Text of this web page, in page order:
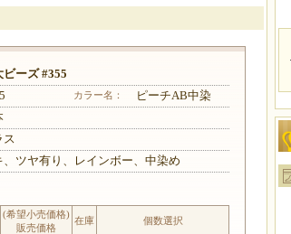
ビーズ #355
カラー名： ピーチAB中染
ス
、ツヤ有り、レインボー、中染め
(希望小売価格)
販売価格
在庫 個数選択